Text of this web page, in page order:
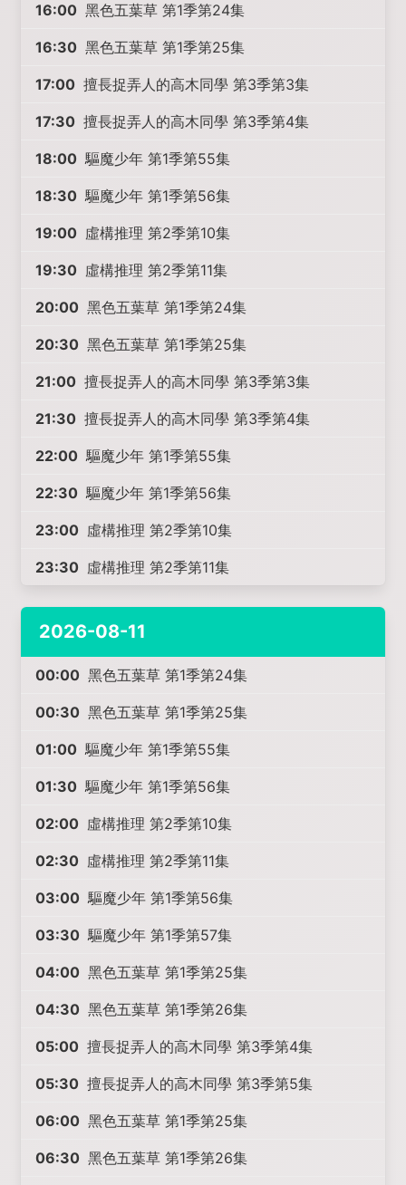
16:00 黑色五葉草 第1季第24集
16:30 黑色五葉草 第1季第25集
17:00 擅長捉弄人的高木同學 第3季第3集
17:30 擅長捉弄人的高木同學 第3季第4集
18:00 驅魔少年 第1季第55集
18:30 驅魔少年 第1季第56集
19:00 虛構推理 第2季第10集
19:30 虛構推理 第2季第11集
20:00 黑色五葉草 第1季第24集
20:30 黑色五葉草 第1季第25集
21:00 擅長捉弄人的高木同學 第3季第3集
21:30 擅長捉弄人的高木同學 第3季第4集
22:00 驅魔少年 第1季第55集
22:30 驅魔少年 第1季第56集
23:00 虛構推理 第2季第10集
23:30 虛構推理 第2季第11集
2026-08-11
00:00 黑色五葉草 第1季第24集
00:30 黑色五葉草 第1季第25集
01:00 驅魔少年 第1季第55集
01:30 驅魔少年 第1季第56集
02:00 虛構推理 第2季第10集
02:30 虛構推理 第2季第11集
03:00 驅魔少年 第1季第56集
03:30 驅魔少年 第1季第57集
04:00 黑色五葉草 第1季第25集
04:30 黑色五葉草 第1季第26集
05:00 擅長捉弄人的高木同學 第3季第4集
05:30 擅長捉弄人的高木同學 第3季第5集
06:00 黑色五葉草 第1季第25集
06:30 黑色五葉草 第1季第26集